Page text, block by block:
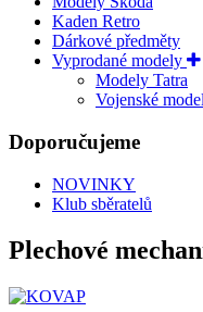
Kaden Retro
Dárkové předměty
Vyprodané modely
Modely Tatra
Vojenské
Doporučujeme
NOVINKY
Klub sběratelů
Plechové